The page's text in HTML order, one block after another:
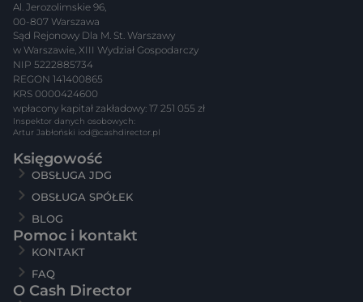
Al. Jerozolimskie 96,
00-807 Warszawa
Sąd Rejonowy Dla M. St. Warszawy
w Warszawie, XIII Wydział Gospodarczy
NIP 5222885734
REGON 141400865
KRS 0000424600
wpłacony kapitał zakładowy: 17 251 055 zł
Inspektor danych osobowych:
Artur Jabłoński iod@cashdirector.pl
Księgowość
OBSŁUGA JDG
OBSŁUGA SPÓŁEK
BLOG
Pomoc i kontakt
KONTAKT
FAQ
O Cash Director